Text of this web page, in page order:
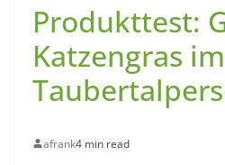
Produkttest:
Katzengras
afrank4 min read